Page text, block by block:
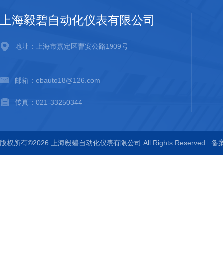
上海毅碧自动化仪表有限公司
地址：上海市嘉定区曹安公路1909号
邮箱：ebauto18@126.com
传真：021-33250344
版权所有©2026 上海毅碧自动化仪表有限公司 All Rights Reserved 备